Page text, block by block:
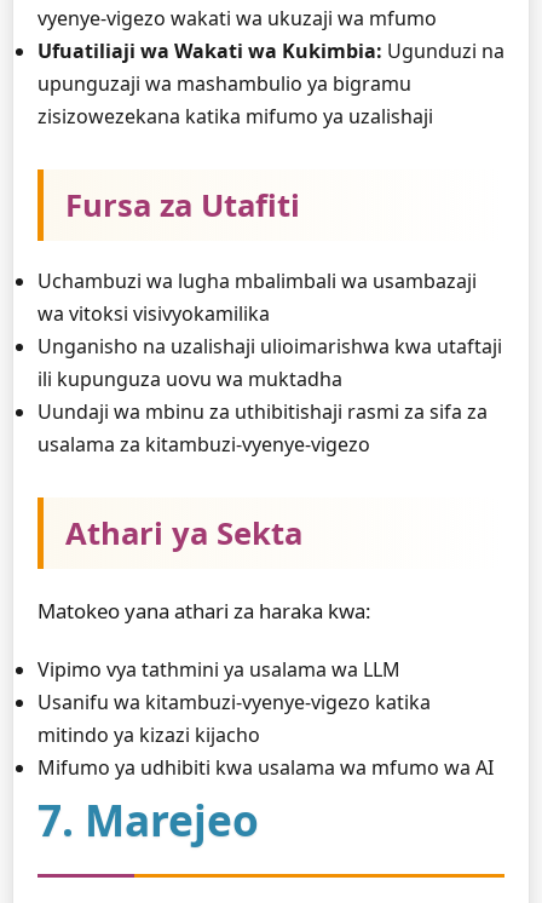
vyenye-vigezo wakati wa ukuzaji wa mfumo
Ufuatiliaji wa Wakati wa Kukimbia: Ugunduzi na
upunguzaji wa mashambulio ya bigramu
zisizowezekana katika mifumo ya uzalishaji
Fursa za Utafiti
Uchambuzi wa lugha mbalimbali wa usambazaji
wa vitoksi visivyokamilika
Unganisho na uzalishaji ulioimarishwa kwa utaftaji
ili kupunguza uovu wa muktadha
Uundaji wa mbinu za uthibitishaji rasmi za sifa za
usalama za kitambuzi-vyenye-vigezo
Athari ya Sekta
Matokeo yana athari za haraka kwa:
Vipimo vya tathmini ya usalama wa LLM
Usanifu wa kitambuzi-vyenye-vigezo katika
mitindo ya kizazi kijacho
Mifumo ya udhibiti kwa usalama wa mfumo wa AI
7. Marejeo